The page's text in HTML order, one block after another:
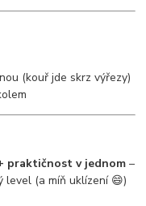
(kouř jde skrz výřezy)
praktičnost v jednom –
level (a míň uklízení 😄)